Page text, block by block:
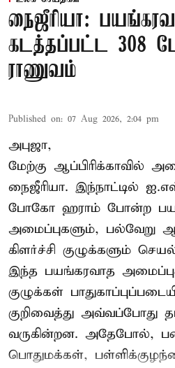
நைஜீரியா:
கடத்தப்பட்ட 308
ராணுவம்
Published on: 07 Aug 2026, 2:04 pm
அபுஜா,
மேற்கு ஆப்பிரிக்காவில்
நைஜீரியா. இந்நாட்டில்
போகோ ஹராம் போன்ற
அமைப்புகளும், பல்வேறு
கிளர்ச்சி குழுக்களும்
இந்த பயங்கரவாத
குழுக்கள்
குறிவைத்து அவ்வப்போது
வருகின்றன. அதேபோல்,
பொதுமக்கள்,